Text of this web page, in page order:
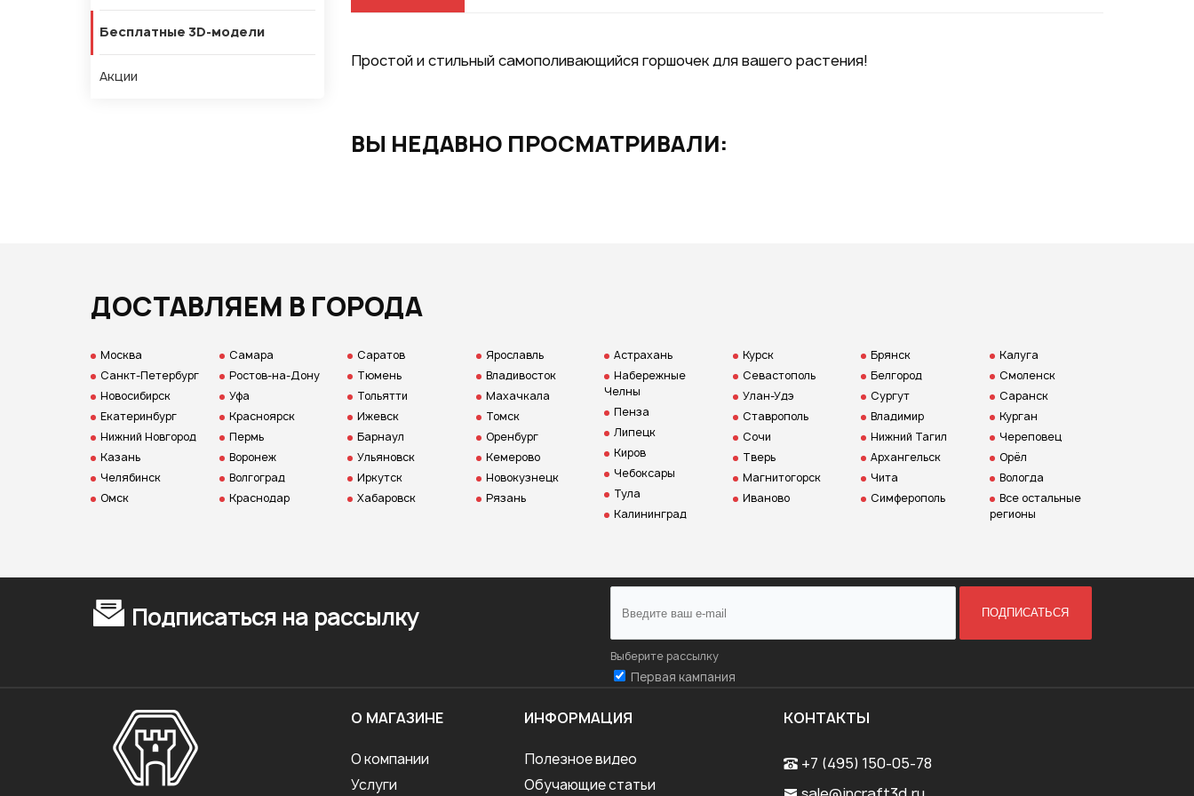
Бесплатные 3D-модели
Акции
Простой и стильный самополивающийся горшочек для вашего растения!Подписаться на новые
возможности
ВЫ НЕДАВНО ПРОСМАТРИВАЛИ:
ДОСТАВЛЯЕМ В ГОРОДА
Москва
Санкт-Петербург
Новосибирск
Екатеринбург
Нижний Новгород
Казань
Челябинск
Омск
Самара
Ростов-на-Дону
Уфа
Красноярск
Пермь
Воронеж
Волгоград
Краснодар
Саратов
Тюмень
Тольятти
Ижевск
Барнаул
Ульяновск
Иркутск
Хабаровск
Ярославль
Владивосток
Махачкала
Томск
Оренбург
Кемерово
Новокузнецк
Рязань
Астрахань
Набережные
Челны
Пенза
Липецк
Киров
Чебоксары
Тула
Калининград
Курск
Севастополь
Улан-Удэ
Ставрополь
Сочи
Тверь
Магнитогорск
Иваново
Брянск
Белгород
Сургут
Владимир
Нижний Тагил
Архангельск
Чита
Симферополь
Калуга
Смоленск
Саранск
Курган
Череповец
Орёл
Вологда
Все остальные
регионы
Подписаться на рассылку ПОДПИСАТЬСЯ
Выберите рассылку
Первая кампания
О МАГАЗИНЕ
О компании
Услуги
ИНФОРМАЦИЯ
Полезное видео
Обучающие статьи
КОНТАКТЫ
+7 (495) 150-05-78